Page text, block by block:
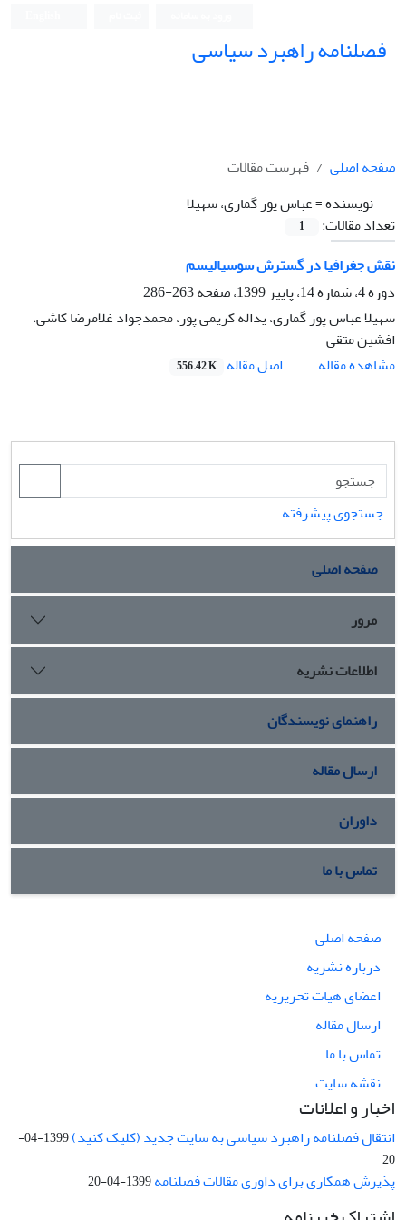
فصلنامه راهبرد سیاسی
صفحه اصلی
فهرست مقالات
نویسنده =عباس پور گماری، سهیلا
تعداد مقالات:
1
نقش جغرافیا در گسترش سوسیالیسم
دوره 4، شماره 14، پاییز 1399، صفحه
263-286
سهیلا عباس پور گماری، یداله کریمی پور، محمدجواد غلامرضا کاشی،
افشین متقی
مشاهده مقاله
اصل مقاله 556.42 K
جستجوی پیشرفته
صفحه اصلی
مرور
اطلاعات نشریه
راهنمای نویسندگان
ارسال مقاله
داوران
تماس با ما
صفحه اصلی
درباره نشریه
اعضای هیات تحریریه
ارسال مقاله
تماس با ما
نقشه سایت
اخبار و اعلانات
انتقال فصلنامه راهبرد سیاسی به سایت جدید (کلیک کنید)
1399-04-
20
پذیرش همکاری برای داوری مقالات فصلنامه1399-04-20